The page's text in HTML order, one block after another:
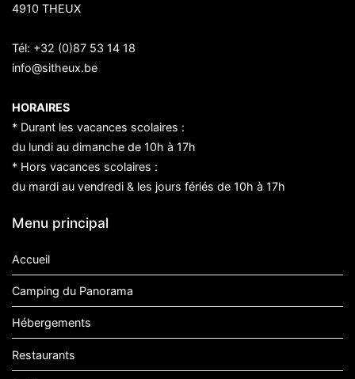
4910 THEUX
Tél: +32 (0)87 53 14 18
info@sitheux.be
HORAIRES
* Durant les vacances scolaires :
du lundi au dimanche de 10h à 17h
* Hors vacances scolaires :
du mardi au vendredi & les jours fériés de 10h à 17h
Menu principal
Accueil
Camping du Panorama
Hébergements
Restaurants